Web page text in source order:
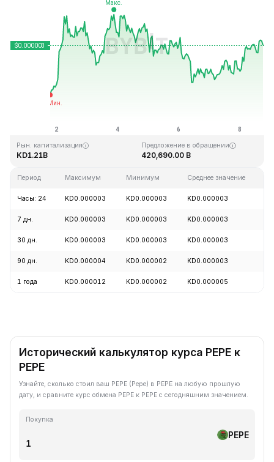
Последнее обновление: 18:02 GMT+0 2026-08-08
KD0.000028 KD0.000000
Рын. капитализация
KD1.21B
Предложение в обращении
420,690.00 B
Период Максимум Минимум Среднее значение
Часы: 24 KD0.000003 KD0.000003 KD0.000003
7 дн. KD0.000003 KD0.000003 KD0.000003
30 дн. KD0.000003 KD0.000003 KD0.000003
90 дн. KD0.000004 KD0.000002 KD0.000003
1 года KD0.000012 KD0.000002 KD0.000005
Исторический калькулятор курса PEPE к
PEPE
Узнайте, сколько стоил ваш PEPE (Pepe) в PEPE на любую прошлую
дату, и сравните курс обмена PEPE к PEPE с сегодняшним значением.
Покупка
PEPE